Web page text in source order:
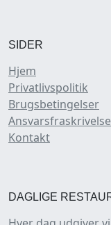
SIDER
Hjem
Privatlivspolitik
Brugsbetingelser
Ansvarsfraskrivelse
Kontakt
DAGLIGE